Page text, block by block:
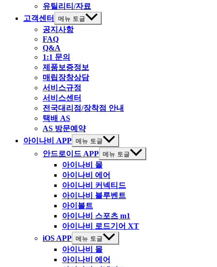
유틸리티/자료
고객센터
메뉴 토글
공지사항
FAQ
Q&A
1:1 문의
제품보증정보
매립장창상담
서비스규정
서비스센터
전국대리점/장착점 안내
택배 AS
AS 방문예약
아이나비 APP 메뉴 토글
안드로이드 APP 메뉴 토글
아이나비 몰
아이나비 에어
아이나비 커넥티드
아이나비 블루벤트
아이볼트
아이나비 스포츠 m1
아이나비 로드기어 XT
iOS APP 메뉴 토글
아이나비 몰
아이나비 에어